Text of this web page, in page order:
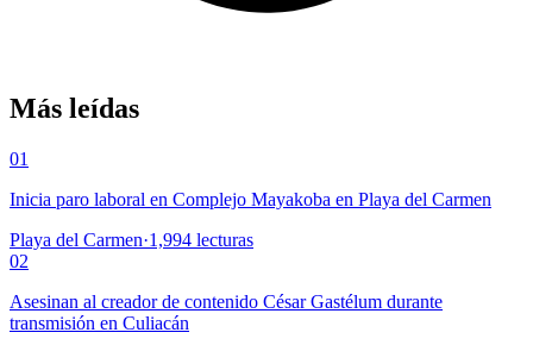
Más leídas
01
Inicia paro laboral en Complejo Mayakoba en Playa del Carmen
Playa del Carmen·1,994 lecturas
02
Asesinan al creador de contenido César Gastélum durante
transmisión en Culiacán